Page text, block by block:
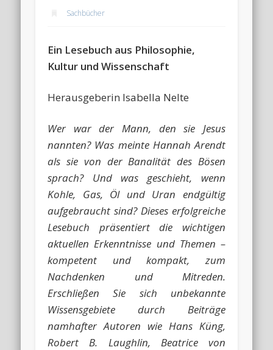
Sachbücher
Ein Lesebuch aus Philosophie,
Kultur und Wissenschaft
Herausgeberin Isabella Nelte
Wer war der Mann, den sie Jesus
nannten? Was meinte Hannah Arendt
als sie von der Banalität des Bösen
sprach? Und was geschieht, wenn
Kohle, Gas, Öl und Uran endgültig
aufgebraucht sind? Dieses erfolgreiche
Lesebuch präsentiert die wichtigen
aktuellen Erkenntnisse und Themen –
kompetent und kompakt, zum
Nachdenken und Mitreden.
Erschließen Sie sich unbekannte
Wissensgebiete durch Beiträge
namhafter Autoren wie Hans Küng,
Robert B. Laughlin, Beatrice von